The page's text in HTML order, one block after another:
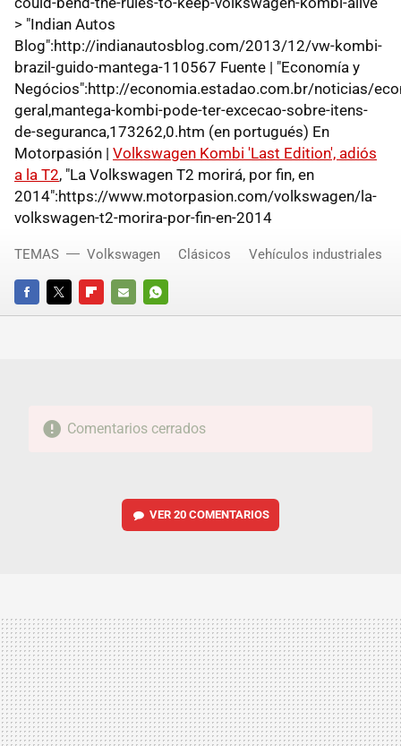
> "Indian Autos
Blog":http://indianautosblog.com/2013/12/vw-kombi-
brazil-guido-mantega-110567 Fuente | "Economía y
Negócios":http://economia.estadao.com.br/noticias/
geral,mantega-kombi-pode-ter-excecao-sobre-itens-
de-seguranca,173262,0.htm (en portugués) En
Motorpasión | Volkswagen Kombi 'Last Edition', adiós
a la T2, "La Volkswagen T2 morirá, por fin, en
2014":https://www.motorpasion.com/volkswagen/la-
volkswagen-t2-morira-por-fin-en-2014
FACEBOOKTWITTERFLIPBOARD
E-
WHATSAPP
TEMAS Volkswagen Clásicos Vehículos industriales
Comentarios cerrados
VER 20 COMENTARIOS